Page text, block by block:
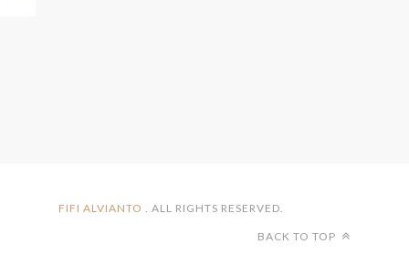
FIFI ALVIANTO . ALL RIGHTS RESERVED.
BACK TO TOP